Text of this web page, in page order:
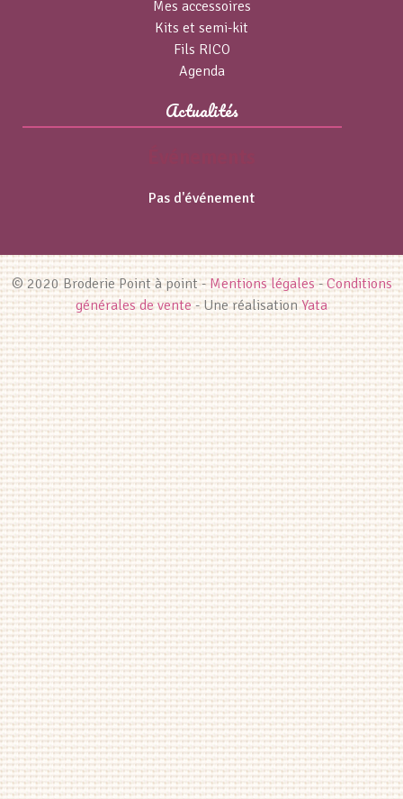
Mes accessoires
Kits et semi-kit
Fils RICO
Agenda
Actualités
Pas d'événement
© 2020 Broderie Point à point - Mentions légales-Conditions
générales de vente- Une réalisationYata